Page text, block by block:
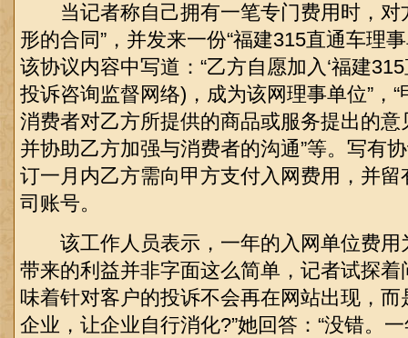
当记者称自己拥有一笔专门费用时，对
形的合同”，并发来一份“福建315直通车理
该协议内容中写道：“乙方自愿加入‘福建
投诉咨询监督网络)，成为该网理事单位”，
消费者对乙方所提供的商品或服务提出的
并协助乙方加强与消费者的沟通”等。写有
订一月内乙方需向甲方支付入网费用，并
司账号。
该工作人员表示，一年的入网单位费用
带来的利益并非字面这么简单，记者试探着
味着针对客户的投诉不会再在网站出现，
企业，让企业自行消化?”她回答：“没错。